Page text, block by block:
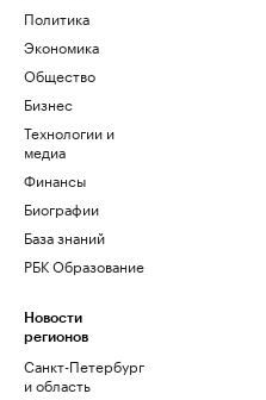
Политика
Экономика
Общество
Бизнес
Технологии и
медиа
Финансы
Биографии
База знаний
РБК Образование
Новости
регионов
Санкт-Петербург
и область